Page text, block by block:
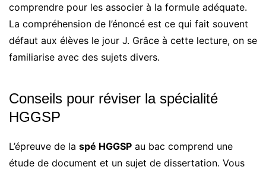
comprendre pour les associer à la formule adéquate.
La compréhension de l’énoncé est ce qui fait souvent
défaut aux élèves le jour J. Grâce à cette lecture, on se
familiarise avec des sujets divers.
Conseils pour réviser la spécialité
HGGSP
L’épreuve de la spé HGGSP au bac comprend une
étude de document et un sujet de dissertation. Vous